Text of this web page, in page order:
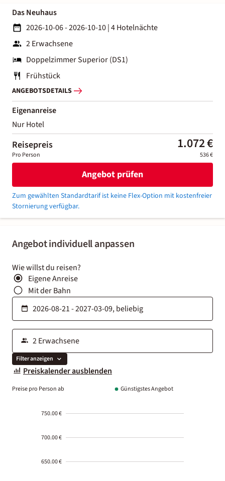
Angebot individuell anpassen
Wie willst du reisen?
Eigene Anreise
Mit der Bahn
Filter anzeigen
Preiskalender ausblenden
Preise pro Person ab Günstigstes Angebot
750.00 €
700.00 €
650.00 €
Das Neuhaus
2026-10-06 - 2026-10-10|4 Hotelnächte
2 Erwachsene
Doppelzimmer Superior (DS1)
Frühstück
ANGEBOTSDETAILS
Eigenanreise
Nur Hotel
Reisepreis 1.072 €
Pro Person 536 €
Angebot prüfen
Zum gewählten Standardtarif ist keine Flex-Option mit kostenfreier
Stornierung verfügbar.